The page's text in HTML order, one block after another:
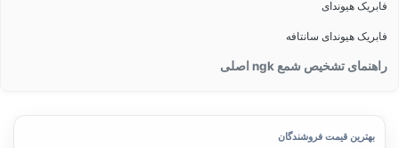
فابریک هیوندای
فابریک هیوندای سانتافه
راهنمای تشخیص شمع ngk اصلی
بهترین قیمت فروشندگان